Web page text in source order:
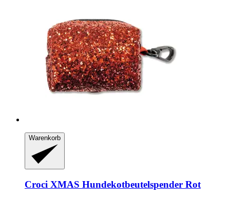
Warenkorb
Croci XMAS Hundekotbeutelspender Rot